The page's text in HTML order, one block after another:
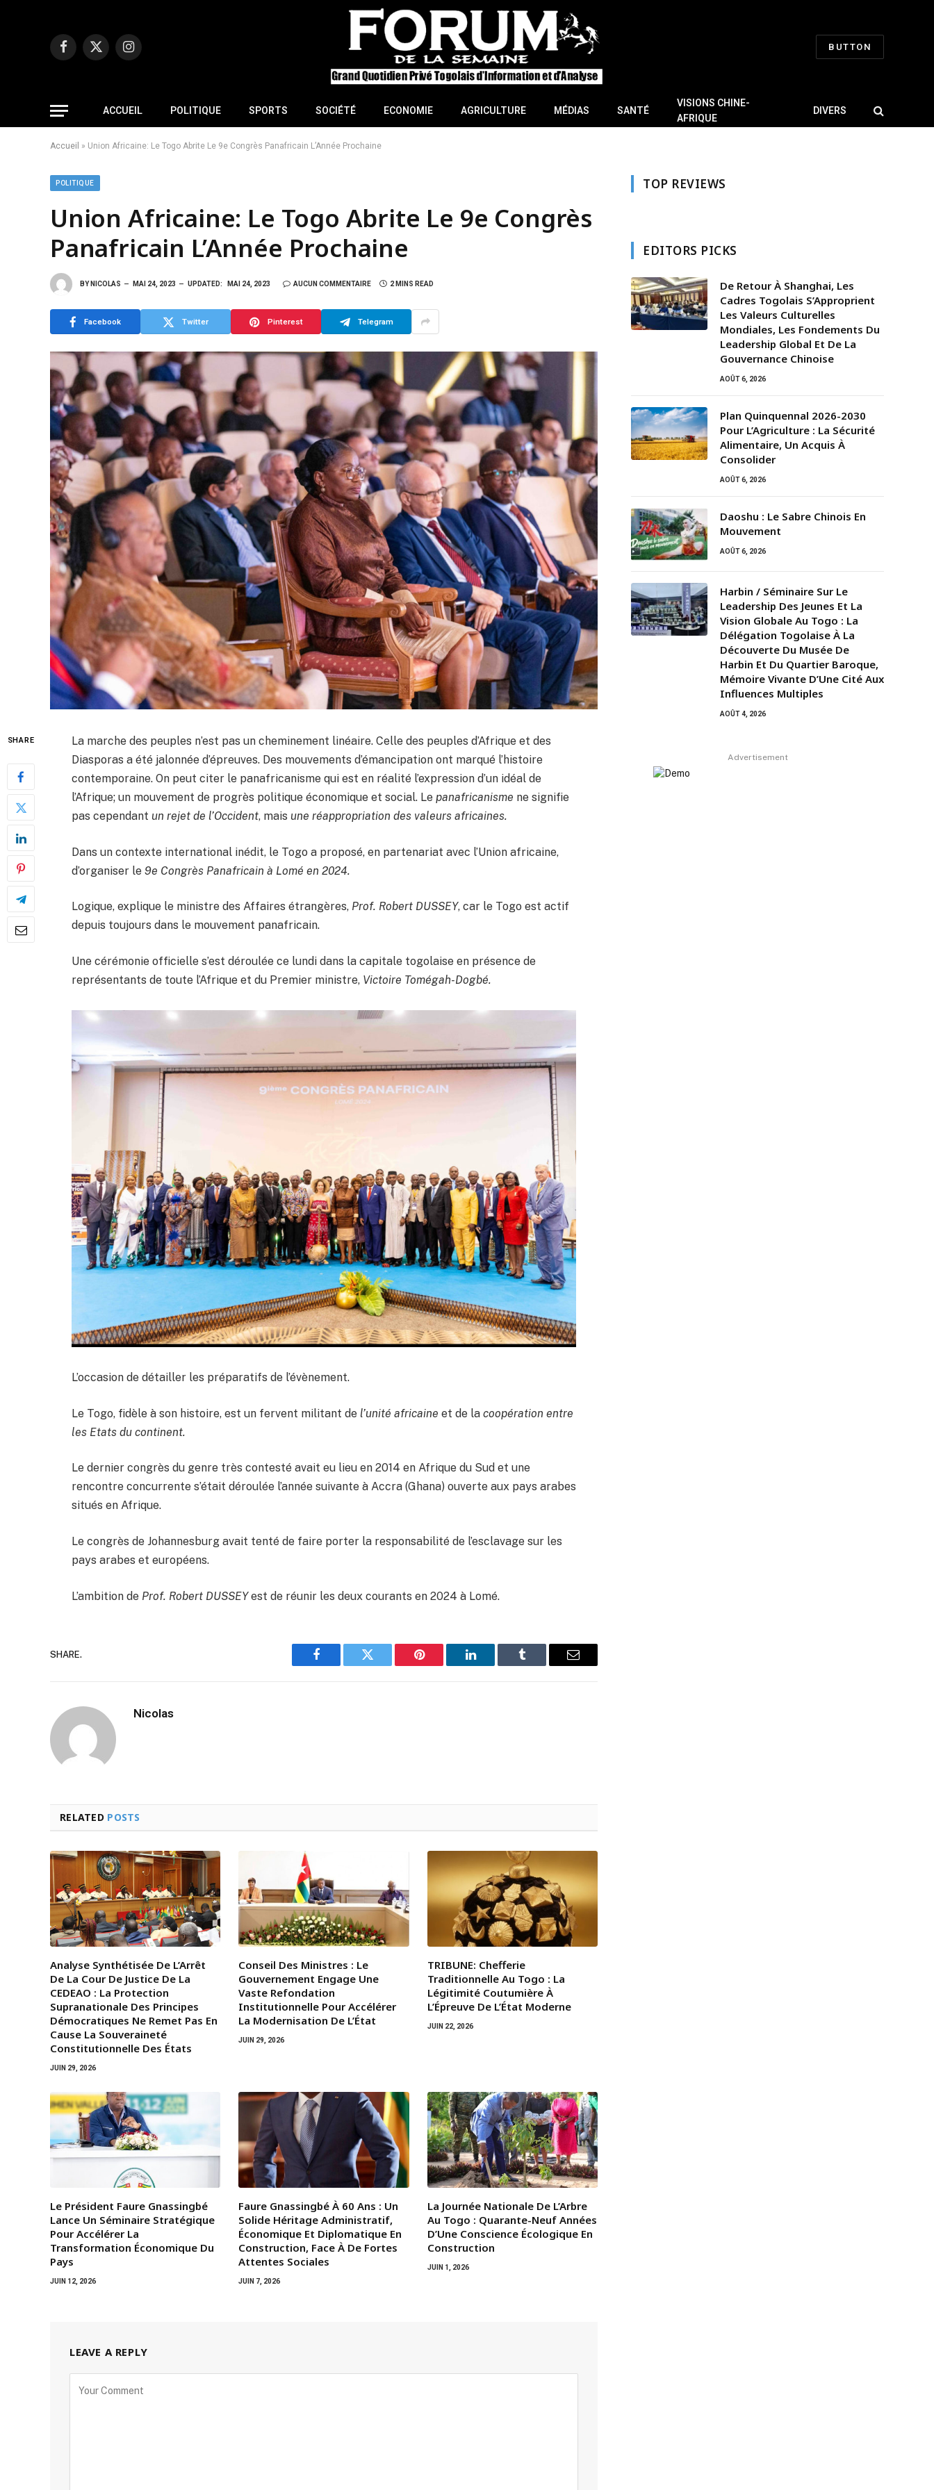
Facebook
X
Instagram
BUTTON
ACCUEIL POLITIQUE SPORTS SOCIÉTÉ ECONOMIE AGRICULTURE MÉDIAS SANTÉ
VISIONS CHINE-
AFRIQUE
DIVERS
Accueil » Union Africaine: Le Togo Abrite Le 9e Congrès Panafricain L’Année Prochaine
POLITIQUE
Union Africaine: Le Togo Abrite Le 9e Congrès
Panafricain L’Année Prochaine
BY NICOLAS MAI 24, 2023 UPDATED: MAI 24, 2023 AUCUN COMMENTAIRE 2 MINS READ
Facebook Twitter Pinterest Telegram
SHARE
La marche des peuples n’est pas un cheminement linéaire. Celle des peuples d’Afrique et des
Diasporas a été jalonnée d’épreuves. Des mouvements d’émancipation ont marqué l’histoire
contemporaine. On peut citer le panafricanisme qui est en réalité l’expression d’un idéal de
l’Afrique; un mouvement de progrès politique économique et social. Le panafricanisme ne signifie
pas cependant un rejet de l’Occident, mais une réappropriation des valeurs africaines.
Dans un contexte international inédit, le Togo a proposé, en partenariat avec l’Union africaine,
d’organiser le 9e Congrès Panafricain à Lomé en 2024.
Logique, explique le ministre des Affaires étrangères, Prof. Robert DUSSEY, car le Togo est actif
depuis toujours dans le mouvement panafricain.
Une cérémonie officielle s’est déroulée ce lundi dans la capitale togolaise en présence de
représentants de toute l’Afrique et du Premier ministre, Victoire Tomégah-Dogbé.
L’occasion de détailler les préparatifs de l’évènement.
Le Togo, fidèle à son histoire, est un fervent militant de l’unité africaine et de la coopération entre
les Etats du continent.
Le dernier congrès du genre très contesté avait eu lieu en 2014 en Afrique du Sud et une
rencontre concurrente s’était déroulée l’année suivante à Accra (Ghana) ouverte aux pays arabes
situés en Afrique.
Le congrès de Johannesburg avait tenté de faire porter la responsabilité de l’esclavage sur les
pays arabes et européens.
L’ambition de Prof. Robert DUSSEYest de réunir les deux courants en 2024 à Lomé.
SHARE.
Facebook Twitter Pinterest LinkedIn Tumblr Email
Nicolas
RELATED POSTS
Analyse Synthétisée De L’Arrêt
De La Cour De Justice De La
CEDEAO : La Protection
Supranationale Des Principes
Démocratiques Ne Remet Pas En
Cause La Souveraineté
Constitutionnelle Des États
JUIN 29, 2026
Conseil Des Ministres : Le
Gouvernement Engage Une
Vaste Refondation
Institutionnelle Pour Accélérer
La Modernisation De L’État
JUIN 29, 2026
TRIBUNE: Chefferie
Traditionnelle Au Togo : La
Légitimité Coutumière À
L’Épreuve De L’État Moderne
JUIN 22, 2026
Le Président Faure Gnassingbé
Lance Un Séminaire Stratégique
Pour Accélérer La
Transformation Économique Du
Pays
JUIN 12, 2026
Faure Gnassingbé À 60 Ans : Un
Solide Héritage Administratif,
Économique Et Diplomatique En
Construction, Face À De Fortes
Attentes Sociales
JUIN 7, 2026
La Journée Nationale De L’Arbre
Au Togo : Quarante-Neuf Années
D’Une Conscience Écologique En
Construction
JUIN 1, 2026
LEAVE A REPLY
TOP REVIEWS
EDITORS PICKS
De Retour À Shanghai, Les
Cadres Togolais S’Approprient
Les Valeurs Culturelles
Mondiales, Les Fondements Du
Leadership Global Et De La
Gouvernance Chinoise
AOÛT 6, 2026
Plan Quinquennal 2026-2030
Pour L’Agriculture : La Sécurité
Alimentaire, Un Acquis À
Consolider
AOÛT 6, 2026
Daoshu : Le Sabre Chinois En
Mouvement
AOÛT 6, 2026
Harbin / Séminaire Sur Le
Leadership Des Jeunes Et La
Vision Globale Au Togo : La
Délégation Togolaise À La
Découverte Du Musée De
Harbin Et Du Quartier Baroque,
Mémoire Vivante D’Une Cité Aux
Influences Multiples
AOÛT 4, 2026
Advertisement